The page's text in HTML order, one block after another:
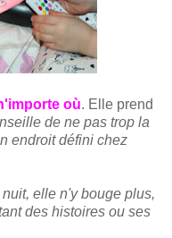
où. Elle prend
de ne pas trop la
endroit défini chez
elle n'y bouge plus,
des histoires ou ses